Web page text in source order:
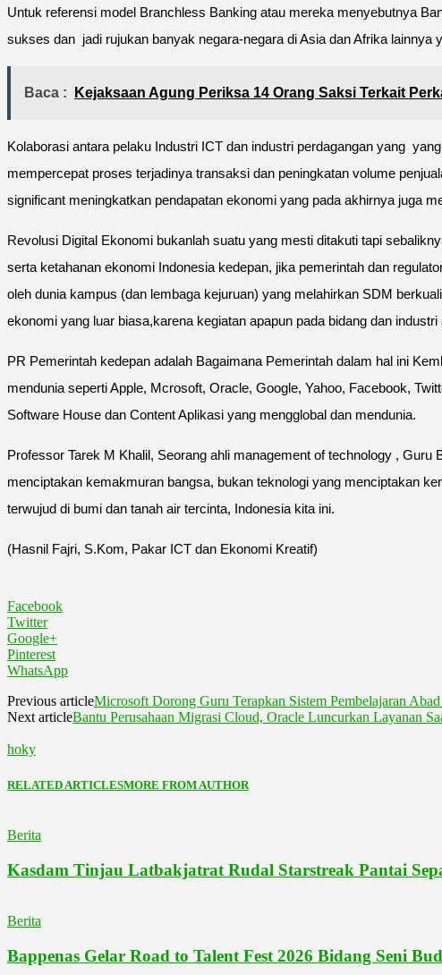
Untuk referensi model Branchless Banking atau mereka menyebutnya
sukses dan jadi rujukan banyak negara-negara di Asia dan Afrika
Baca : Kejaksaan Agung Periksa 14 Orang Saksi Terkait
Kolaborasi antara pelaku Industri ICT dan industri perdagangan yang
mempercepat proses terjadinya transaksi dan peningkatan volume
significant meningkatkan pendapatan ekonomi yang pada akhirnya juga
Revolusi Digital Ekonomi bukanlah suatu yang mesti ditakuti tapi
serta ketahanan ekonomi Indonesia kedepan, jika pemerintah dan
oleh dunia kampus (dan lembaga kejuruan) yang melahirkan SDM
ekonomi yang luar biasa,karena kegiatan apapun pada bidang dan
PR Pemerintah kedepan adalah Bagaimana Pemerintah dalam hal ini
mendunia seperti Apple, Mcrosoft, Oracle, Google, Yahoo, Facebook,
Software House dan Content Aplikasi yang mengglobal dan mendunia.
Professor Tarek M Khalil, Seorang ahli management of technology ,
menciptakan kemakmuran bangsa, bukan teknologi yang menciptakan
terwujud di bumi dan tanah air tercinta, Indonesia kita ini.
(Hasnil Fajri, S.Kom, Pakar ICT dan Ekonomi Kreatif)
Facebook
Twitter
Google+
Pinterest
WhatsApp
Previous articleMicrosoft Dorong Guru Terapkan Sistem Pembelajaran Abad
Next articleBantu Perusahaan Migrasi Cloud, Oracle Luncurkan Layanan
hoky
RELATED ARTICLESMORE FROM AUTHOR
Berita
Kasdam Tinjau Latbakjatrat Rudal Starstreak Pantai
Berita
Bappenas Gelar Road to Talent Fest 2026 Bidang Seni